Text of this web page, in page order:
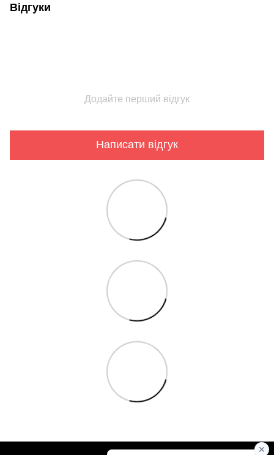
Відгуки
Додайте перший відгук
Написати відгук